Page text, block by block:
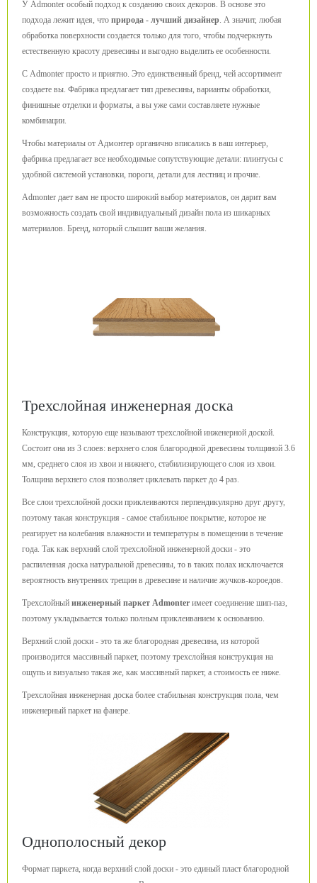
У Admonter особый подход к созданию своих декоров. В основе это
подхода лежит идея, что природа - лучший дизайнер. А значит, любая
обработка поверхности создается только для того, чтобы подчеркнуть
естественную красоту древесины и выгодно выделить ее особенности.
С Admonter просто и приятно. Это единственный бренд, чей ассортимент
создаете вы. Фабрика предлагает тип древесины, варианты обработки,
финишные отделки и форматы, а вы уже сами составляете нужные
комбинации.
Чтобы материалы от Адмонтер органично вписались в ваш интерьер,
фабрика предлагает все необходимые сопутствующие детали: плинтусы с
удобной системой установки, пороги, детали для лестниц и прочие.
Admonter дает вам не просто широкий выбор материалов, он дарит вам
возможность создать свой индивидуальный дизайн пола из шикарных
материалов. Бренд, который слышит ваши желания.
Трехслойная инженерная доска
Конструкция, которую еще называют трехслойной инженерной доской.
Состоит она из 3 слоев: верхнего слоя благородной древесины толщиной 3.6
мм, среднего слоя из хвои и нижнего, стабилизирующего слоя из хвои.
Толщина верхнего слоя позволяет циклевать паркет до 4 раз.
Все слои трехслойной доски приклеиваются перпендикулярно друг другу,
поэтому такая конструкция - самое стабильное покрытие, которое не
реагирует на колебания влажности и температуры в помещении в течение
года. Так как верхний слой трехслойной инженерной доски - это
распиленная доска натуральной древесины, то в таких полах исключается
вероятность внутренних трещин в древесине и наличие жучков-короедов.
Трехслойный инженерный паркет Admonter имеет соединение шип-паз,
поэтому укладывается только полным приклеиванием к основанию.
Верхний слой доски - это та же благородная древесина, из которой
производится массивный паркет, поэтому трехслойная конструкция на
ощупь и визуально такая же, как массивный паркет, а стоимость ее ниже.
Трехслойная инженерная доска более стабильная конструкция пола, чем
инженерный паркет на фанере.
Однополосный декор
Формат паркета, когда верхний слой доски - это единый пласт благородной